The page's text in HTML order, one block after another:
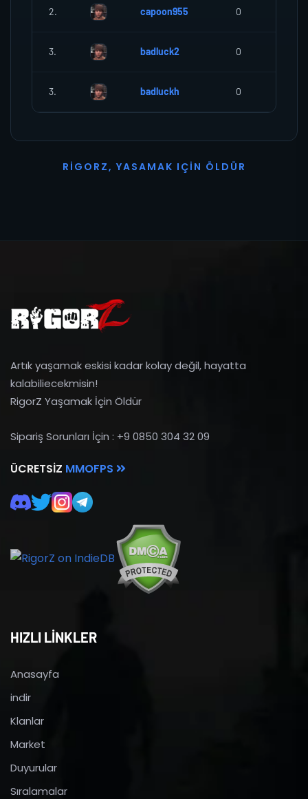
2. capoon955 0
3. badluck2 0
3. badluckh 0
R I G O R Z, YASAMAK I ÇI N Ö L D Ü R
Artık yaşamak eskisi kadar kolay değil, hayatta
kalabiliecekmisin!
RigorZ Yaşamak İçin Öldür
Sipariş Sorunları İçin : +9 0850 304 32 09
ÜCRETSIZ MMOFPS
HIZLI LİNKLER
Anasayfa
indir
Klanlar
Market
Duyurular
Sıralamalar